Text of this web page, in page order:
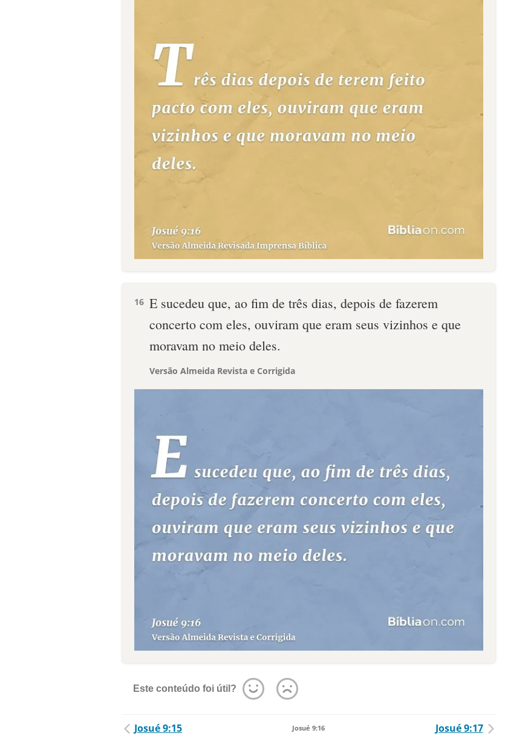
16 E sucedeu que, ao fim de três dias, depois de fazerem
concerto com eles, ouviram que eram seus vizinhos e que
moravam no meio deles.
Versão Almeida Revista e Corrigida
Este conteúdo foi útil?
Josué 9:15 Josué 9:16 Josué 9:17